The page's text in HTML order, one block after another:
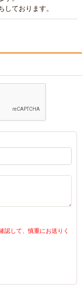
ております。
して、慎重にお送りく